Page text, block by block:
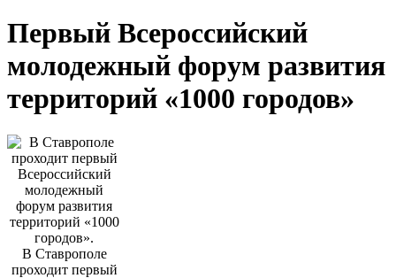
Первый Всероссийский
молодежный форум развития
территорий «1000 городов»
В Ставрополе
проходит первый